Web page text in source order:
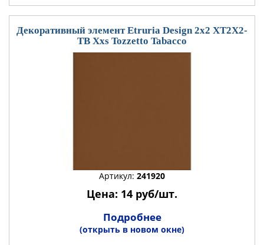
Декоративный элемент Etruria Design 2x2 XT2X2-
TB Xxs Tozzetto Tabacco
Артикул: 241920
Цена: 14 руб/шт.
Подробнее
(открыть в новом окне)